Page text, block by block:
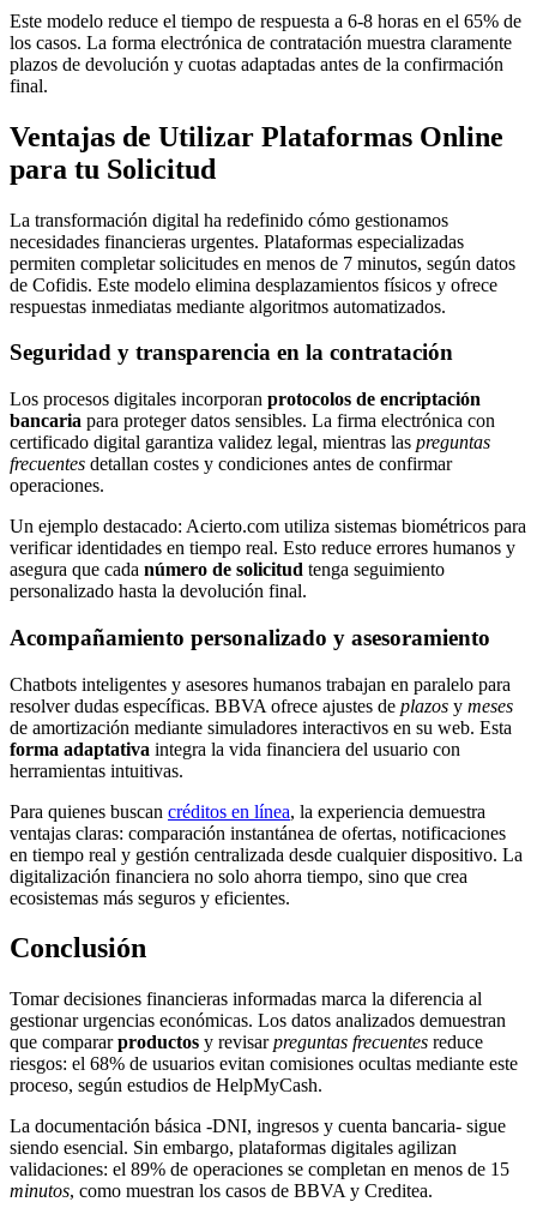
Este modelo reduce el tiempo de respuesta a 6-8 horas en el 65% de
los casos. La forma electrónica de contratación muestra claramente
plazos de devolución y cuotas adaptadas antes de la confirmación
final.
Ventajas de Utilizar Plataformas Online
para tu Solicitud
La transformación digital ha redefinido cómo gestionamos
necesidades financieras urgentes. Plataformas especializadas
permiten completar solicitudes en menos de 7 minutos, según datos
de Cofidis. Este modelo elimina desplazamientos físicos y ofrece
respuestas inmediatas mediante algoritmos automatizados.
Seguridad y transparencia en la contratación
Los procesos digitales incorporan protocolos de encriptación
bancaria para proteger datos sensibles. La firma electrónica con
certificado digital garantiza validez legal, mientras las preguntas
frecuentes detallan costes y condiciones antes de confirmar
operaciones.
Un ejemplo destacado: Acierto.com utiliza sistemas biométricos para
verificar identidades en tiempo real. Esto reduce errores humanos y
asegura que cada número de solicitud tenga seguimiento
personalizado hasta la devolución final.
Acompañamiento personalizado y asesoramiento
Chatbots inteligentes y asesores humanos trabajan en paralelo para
resolver dudas específicas. BBVA ofrece ajustes de plazos y meses
de amortización mediante simuladores interactivos en su web. Esta
forma adaptativa integra la vida financiera del usuario con
herramientas intuitivas.
Para quienes buscan créditos en línea, la experiencia demuestra
ventajas claras: comparación instantánea de ofertas, notificaciones
en tiempo real y gestión centralizada desde cualquier dispositivo. La
digitalización financiera no solo ahorra tiempo, sino que crea
ecosistemas más seguros y eficientes.
Conclusión
Tomar decisiones financieras informadas marca la diferencia al
gestionar urgencias económicas. Los datos analizados demuestran
que compararproductos y revisarpreguntas frecuentes reduce
riesgos: el 68% de usuarios evitan comisiones ocultas mediante este
proceso, según estudios de HelpMyCash.
La documentación básica -DNI, ingresos y cuenta bancaria- sigue
siendo esencial. Sin embargo, plataformas digitales agilizan
validaciones: el 89% de operaciones se completan en menos de 15
minutos, como muestran los casos de BBVA y Creditea.